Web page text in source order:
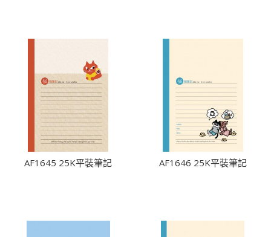
AF1645 25K平裝筆記 AF1646 25K平裝筆記